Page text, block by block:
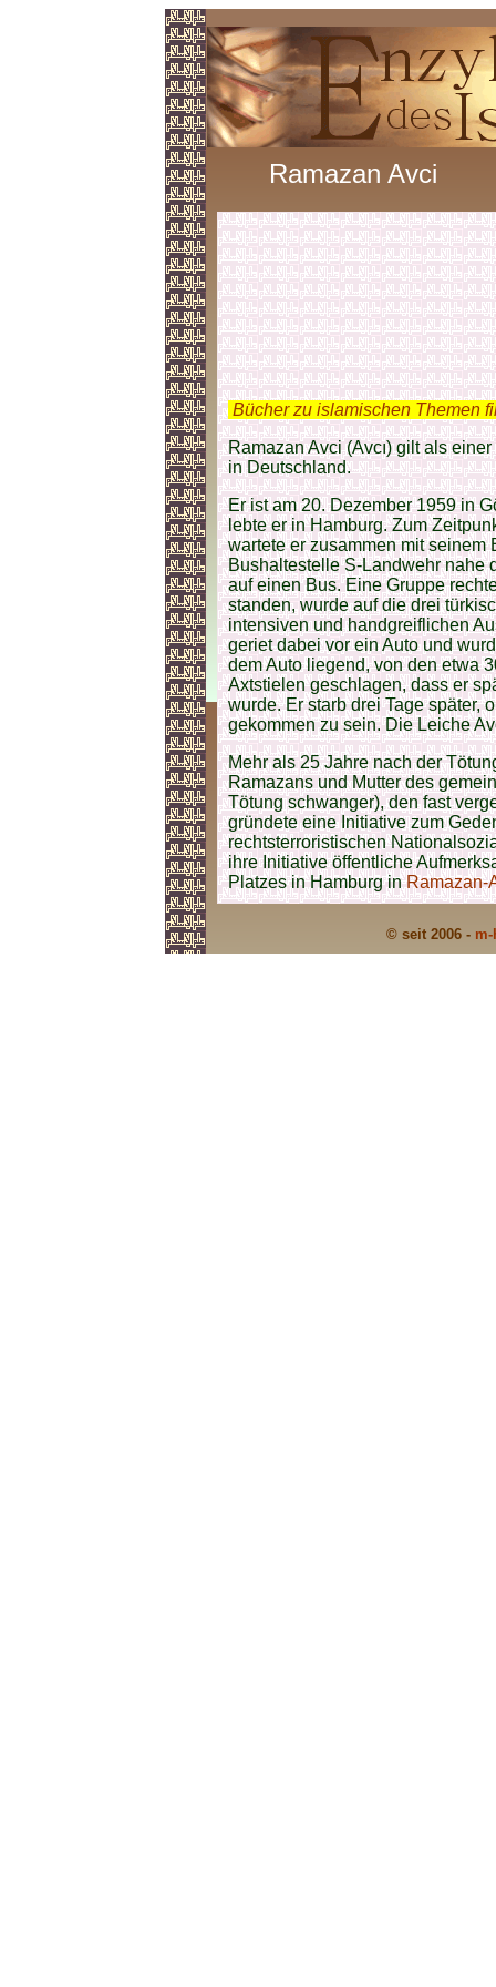
Ramazan Avci
Bücher zu islamischen Themen
Ramazan Avci (Avcı) gilt als
in Deutschland.
Er ist am 20. Dezember 1959 in
lebte er in Hamburg. Zum
wartete er zusammen mit seinem
Bushaltestelle S-Landwehr nahe
auf einen Bus. Eine Gruppe
standen, wurde auf die drei
intensiven und handgreiflichen
geriet dabei vor ein Auto und
dem Auto liegend, von den etwa
Axtstielen geschlagen, dass er
wurde. Er starb drei Tage später,
gekommen zu sein. Die Leiche
Mehr als 25 Jahre nach der
Ramazans und Mutter des
Tötung schwanger), den fast
gründete eine Initiative zum
rechtsterroristischen
ihre Initiative öffentliche
Platzes in Hamburg inRamazan-
© seit 2006 -